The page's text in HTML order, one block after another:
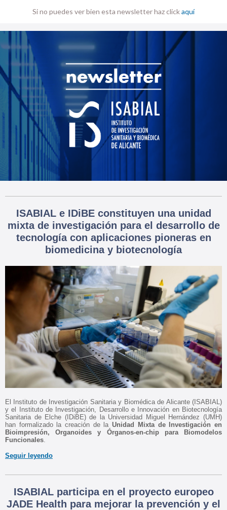
Si no puedes ver bien esta newsletter haz clickaquí
ISABIAL e IDiBE constituyen una unidad
mixta de investigación para el desarrollo de
tecnología con aplicaciones pioneras en
biomedicina y biotecnología
El Instituto de Investigación Sanitaria y Biomédica de Alicante (ISABIAL)
y el Instituto de Investigación, Desarrollo e Innovación en Biotecnología
Sanitaria de Elche (IDiBE) de la Universidad Miguel Hernández (UMH)
han formalizado la creación de laUnidad Mixta de Investigación en
Bioimpresión, Organoides y Órganos-en-chip para Biomodelos
Funcionales.
Seguir leyendo
ISABIAL participa en el proyecto europeo
JADE Health para mejorar la prevención y el